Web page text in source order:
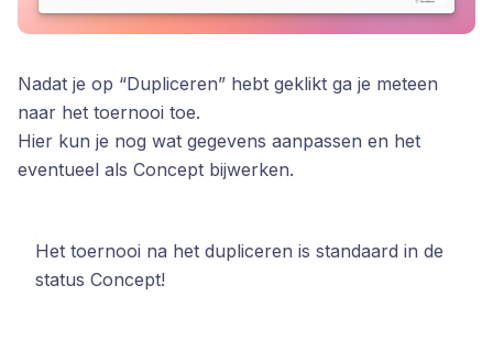
Nadat je op “Dupliceren” hebt geklikt ga je meteen
naar het toernooi toe.
Hier kun je nog wat gegevens aanpassen en het
eventueel als Concept bijwerken.
Het toernooi na het dupliceren is standaard in de
status Concept!